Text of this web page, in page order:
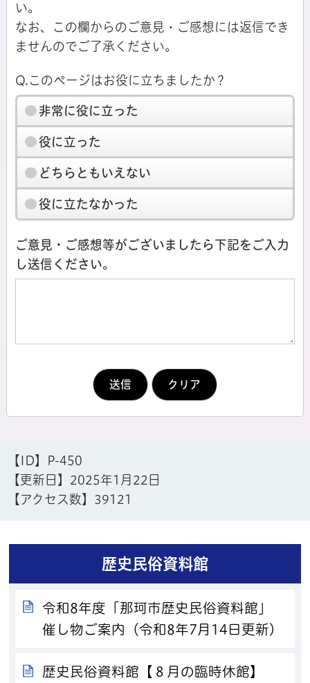
い。
なお、この欄からのご意見・ご感想には返信でき
ませんのでご了承ください。
Q.このページはお役に立ちましたか？
非常に役に立った
役に立った
どちらともいえない
役に立たなかった
ご意見・ご感想等がございましたら下記をご入力
し送信ください。
【ID】
P-450
【更新日】 2025年1月22日
【アクセス数】 39121
歴史民俗資料館
令和8年度「那珂市歴史民俗資料館」
催し物ご案内（令和8年7月14日更新）
歴史民俗資料館【８月の臨時休館】